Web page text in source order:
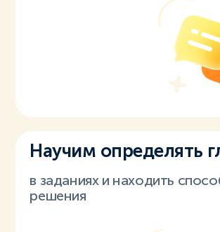
Научим определять
в заданиях и находить
решения